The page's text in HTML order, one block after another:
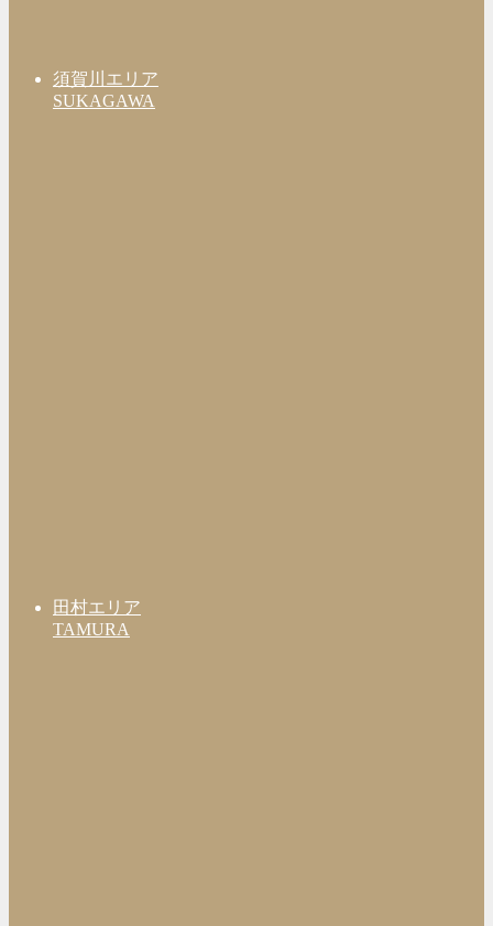
須賀川エリア
SUKAGAWA
田村エリア
TAMURA